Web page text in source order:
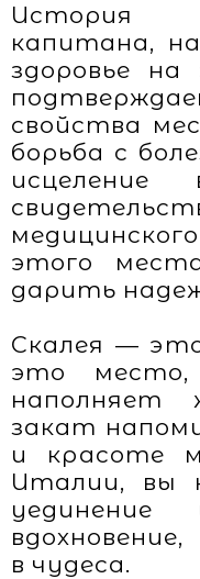
История
капитана,
здоровье на
свойства
борьба с
этого
дарить
Скалея —
это
наполняет
закат
и красоте
Италии, вы
в чудеса.